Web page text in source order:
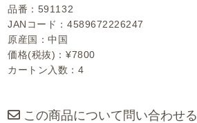
品番：591132
JANコード：4589672226247
原産国：中国
価格(税抜)：¥7800
カートン入数：4
この商品について問い合わせる